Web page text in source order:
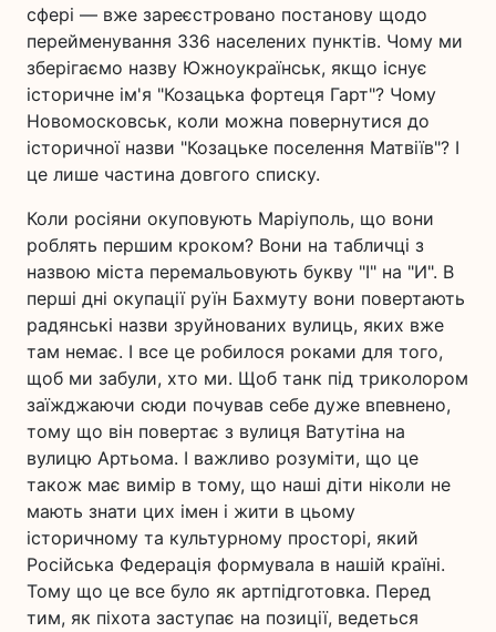
сфері — вже зареєстровано постанову щодо
перейменування 336 населених пунктів. Чому ми
зберігаємо назву Южноукраїнськ, якщо існує
історичне ім'я "Козацька фортеця Гарт"? Чому
Новомосковськ, коли можна повернутися до
історичної назви "Козацьке поселення Матвіїв"? І
це лише частина довгого списку.
Коли росіяни окуповують Маріуполь, що вони
роблять першим кроком? Вони на табличці з
назвою міста перемальовують букву "І" на "И". В
перші дні окупації руїн Бахмуту вони повертають
радянські назви зруйнованих вулиць, яких вже
там немає. І все це робилося роками для того,
щоб ми забули, хто ми. Щоб танк під триколором
заїжджаючи сюди почував себе дуже впевнено,
тому що він повертає з вулиця Ватутіна на
вулицю Артьома. І важливо розуміти, що це
також має вимір в тому, що наші діти ніколи не
мають знати цих імен і жити в цьому
історичному та культурному просторі, який
Російська Федерація формувала в нашій країні.
Тому що це все було як артпідготовка. Перед
тим, як піхота заступає на позиції, ведеться